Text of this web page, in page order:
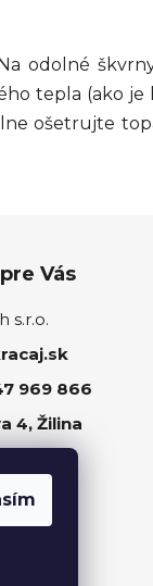
odolné
tepla (ako je
ošetrujte
Vás
s.r.o.
969 866
4, Žilina